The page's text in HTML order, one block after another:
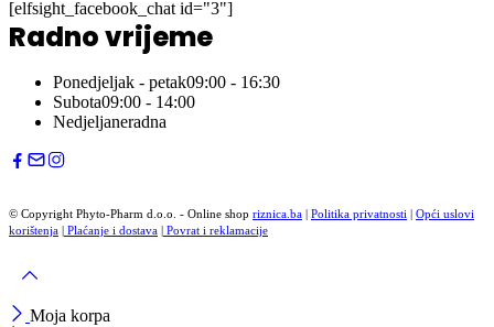
[elfsight_facebook_chat id="3"]
Radno vrijeme
Ponedjeljak - petak09:00 - 16:30
Subota09:00 - 14:00
Nedjeljaneradna
© Copyright Phyto-Pharm d.o.o. - Online shop riznica.ba Politika privatnosti
Opći uslovi
korištenja
Plaćanje i dostava Povrat i reklamacije
Moja korpa